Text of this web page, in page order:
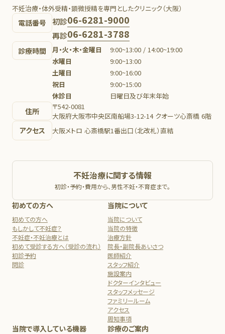
不妊治療・体外受精・顕微授精を専門としたクリニック（大阪）
電話番号 初診06-6281-9000
再診06-6281-3788
診療時間 月・火・木・金曜日
9:00~13:00 / 14:00~19:00
水曜日
9:00~13:00
土曜日
9:00~16:00
祝日
9:00~15:00
休診日
日曜日及び年末年始
住所
〒542-0081
大阪府大阪市中央区南船場3-12-14 クオーツ心斎橋 6階
アクセス 大阪メトロ 心斎橋駅1番出口（北改札）直結
不妊治療に関する情報
初診・予約・費用から、男性不妊・不育症まで。
初めての方へ
初めての方へ
もしかして不妊症？
不妊症・不妊治療とは
初めて受診する方へ（受診の流れ）
初診予約
問診
当院について
当院について
当院の特徴
治療方針
院長・副院長あいさつ
医師紹介
スタッフ紹介
施設案内
ドクターインタビュー
スタッフメッセージ
ファミリールーム
アクセス
周知事項
当院で導入している機器 診療のご案内